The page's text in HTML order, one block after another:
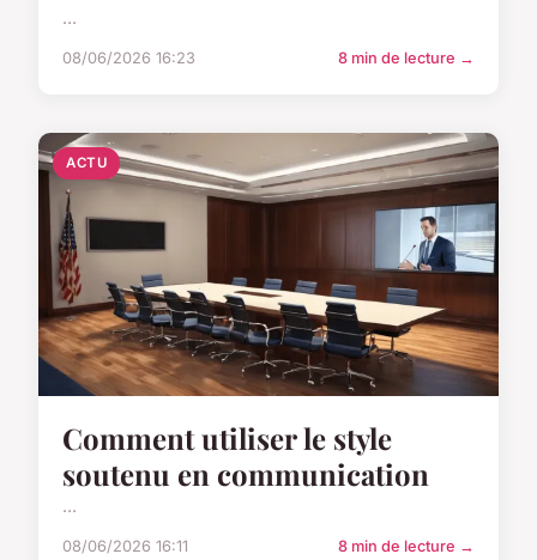
...
08/06/2026 16:23 8 min de lecture →
ACTU
Comment utiliser le style
soutenu en communication
...
08/06/2026 16:11 8 min de lecture →